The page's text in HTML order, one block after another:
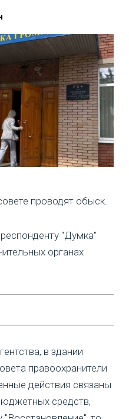
проводят обыск.
"Думка"
органах
в здании
правоохранители
действия связаны
средств,